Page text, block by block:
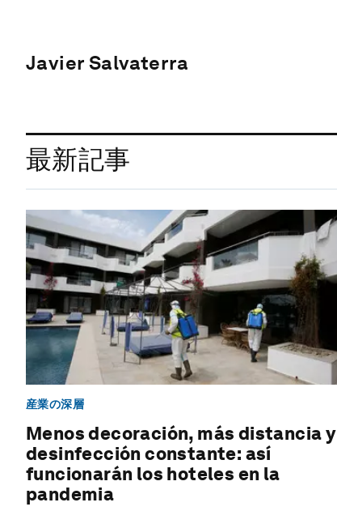
Javier Salvaterra
最新記事
産業の深層
Menos decoración, más distancia y
desinfección constante: así
funcionarán los hoteles en la
pandemia